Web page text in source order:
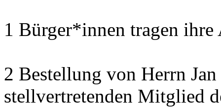
1 Bürger*innen tragen
2 Bestellung von Herrn
stellvertretenden Mitglied